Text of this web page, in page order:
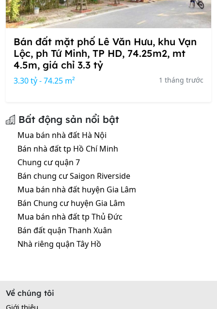
Bán đất mặt phố Lê Văn Hưu, khu Vạn
Lộc, ph Tứ Minh, TP HD, 74.25m2, mt
4.5m, giá chỉ 3.3 tỷ
3.30 tỷ - 74.25 m² 1 tháng trước
Bất động sản nổi bật
Mua bán nhà đất Hà Nội
Bán nhà đất tp Hồ Chí Minh
Chung cư quận 7
Bán chung cư Saigon Riverside
Mua bán nhà đất huyện Gia Lâm
Bán Chung cư huyện Gia Lâm
Mua bán nhà đất tp Thủ Đức
Bán đất quận Thanh Xuân
Nhà riêng quận Tây Hồ
Về chúng tôi
Giới thiệu